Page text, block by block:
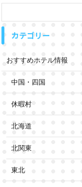
カテゴリー
おすすめホテル情報
中国・四国
休暇村
北海道
北関東
東北